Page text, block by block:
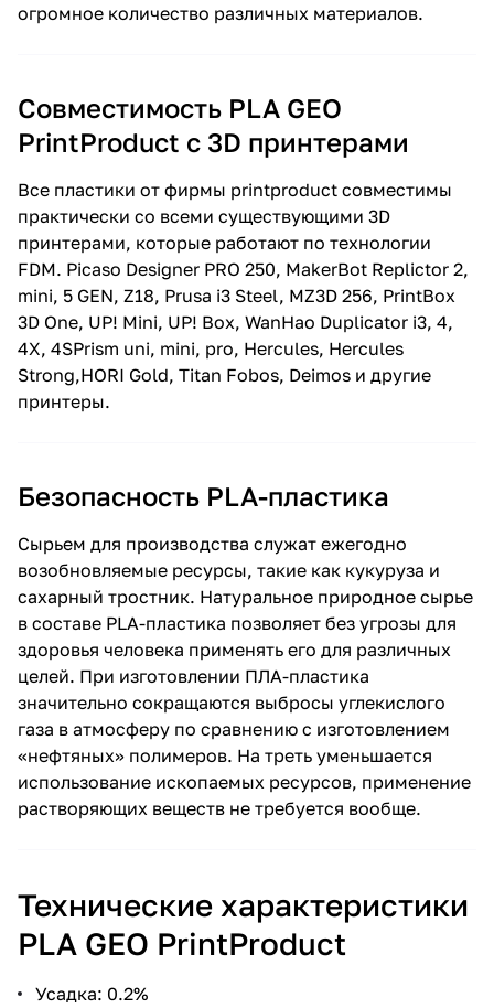
огромное количество различных материалов.
Совместимость PLA GEO
PrintProduct c 3D принтерами
Все пластики от фирмы printproduct совместимы
практически со всеми существующими 3D
принтерами, которые работают по технологии
FDM. Picaso Designer PRO 250, MakerBot Replictor 2,
mini, 5 GEN, Z18, Prusa i3 Steel, MZ3D 256, PrintBox
3D One, UP! Mini, UP! Box, WanHao Duplicator i3, 4,
4X, 4SPrism uni, mini, pro, Hercules, Hercules
Strong,HORI Gold, Titan Fobos, Deimos и другие
принтеры.
Безопасность PLA-пластика
Сырьем для производства служат ежегодно
возобновляемые ресурсы, такие как кукуруза и
сахарный тростник. Натуральное природное сырье
в составе PLA-пластика позволяет без угрозы для
здоровья человека применять его для различных
целей. При изготовлении ПЛА-пластика
значительно сокращаются выбросы углекислого
газа в атмосферу по сравнению с изготовлением
«нефтяных» полимеров. На треть уменьшается
использование ископаемых ресурсов, применение
растворяющих веществ не требуется вообще.
Технические характеристики
PLA GEO PrintProduct
Усадка: 0.2%